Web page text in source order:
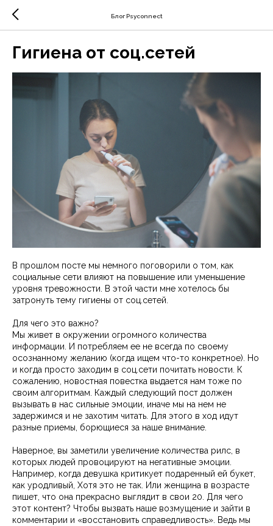
Блог Psyconnect
Гигиена от соц.сетей
В прошлом посте мы немного поговорили о том, как
социальные сети влияют на повышение или уменьшение
уровня тревожности. В этой части мне хотелось бы
затронуть тему гигиены от соц.сетей.
Для чего это важно?
Мы живет в окружении огромного количества
информации. И потребляем ее не всегда по своему
осознанному желанию (когда ищем что-то конкретное). Но
и когда просто заходим в соц.сети почитать новости. К
сожалению, новостная повестка выдается нам тоже по
своим алгоритмам. Каждый следующий пост должен
вызывать в нас сильные эмоции, иначе мы на нем не
задержимся и не захотим читать. Для этого в ход идут
разные приемы, борющиеся за наше внимание.
Наверное, вы заметили увеличение количества рилс, в
которых людей провоцируют на негативные эмоции.
Например, когда девушка критикует подаренный ей букет,
как уродливый, Хотя это не так. Или женщина в возрасте
пишет, что она прекрасно выглядит в свои 20. Для чего
этот контент? Чтобы вызвать наше возмущение и зайти в
комментарии и «восстановить справедливость». Ведь мы